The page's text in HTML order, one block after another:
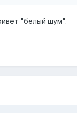
"белый шум".